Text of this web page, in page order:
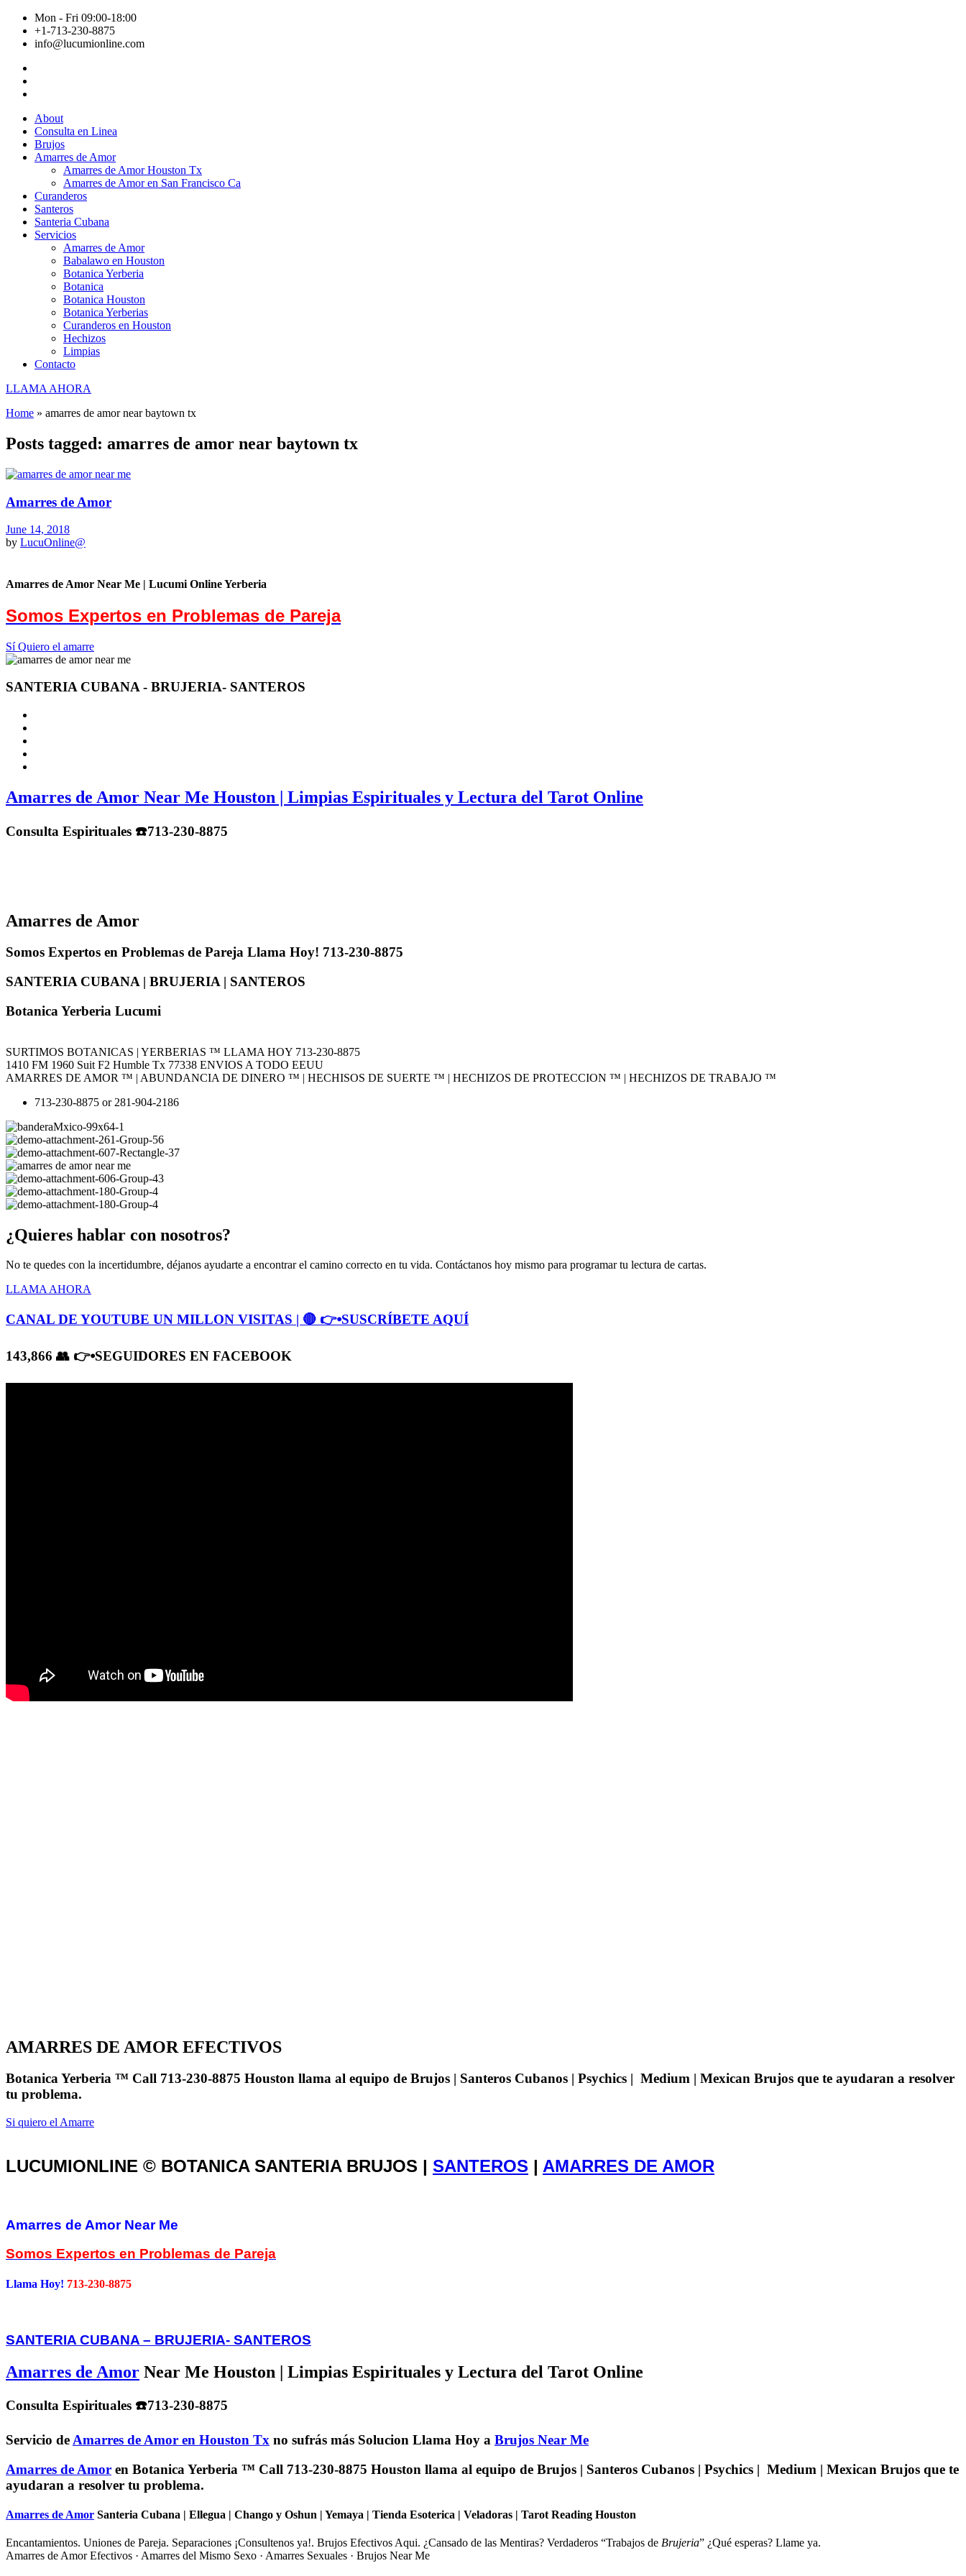
Mon - Fri 09:00-18:00
+1-713-230-8875
info@lucumionline.com
About
Consulta en Linea
Brujos
Amarres de Amor
Amarres de Amor Houston Tx
Amarres de Amor en San Francisco Ca
Curanderos
Santeros
Santeria Cubana
Servicios
Amarres de Amor
Babalawo en Houston
Botanica Yerberia
Botanica
Botanica Houston
Botanica Yerberias
Curanderos en Houston
Hechizos
Limpias
Contacto
LLAMA AHORA
Home » amarres de amor near baytown tx
Posts tagged: amarres de amor near baytown tx
Amarres de Amor
June 14, 2018
by LucuOnline@
Amarres de Amor Near Me | Lucumi Online Yerberia
Somos Expertos en Problemas de Pareja
Sí Quiero el amarre
SANTERIA CUBANA - BRUJERIA- SANTEROS
Amarres de Amor Near Me Houston | Limpias Espirituales y Lectura del Tarot Online
Consulta Espirituales ☎️713-230-8875
Amarres de Amor
Somos Expertos en Problemas de Pareja Llama Hoy! 713-230-8875
SANTERIA CUBANA | BRUJERIA | SANTEROS
Botanica Yerberia Lucumi
SURTIMOS BOTANICAS | YERBERIAS ™ LLAMA HOY 713-230-8875
1410 FM 1960 Suit F2 Humble Tx 77338 ENVIOS A TODO EEUU
AMARRES DE AMOR ™ | ABUNDANCIA DE DINERO ™ | HECHISOS DE SUERTE ™ | HECHIZOS DE PROTECCION ™ | HECHIZOS DE TRABAJO ™
713-230-8875 or 281-904-2186
¿Quieres hablar con nosotros?
No te quedes con la incertidumbre, déjanos ayudarte a encontrar el camino correcto en tu vida. Contáctanos hoy mismo para programar tu lectura de cartas.
LLAMA AHORA
CANAL DE YOUTUBE UN MILLON VISITAS | 🔴 👉⦁SUSCRÍBETE AQUÍ
143,866 👥 👉⦁SEGUIDORES EN FACEBOOK
AMARRES DE AMOR EFECTIVOS
Botanica Yerberia ™ Call 713-230-8875 Houston llama al equipo de Brujos | Santeros Cubanos | Psychics | Medium | Mexican Brujos que te ayudaran a resolver
tu problema.
Si quiero el Amarre
LUCUMIONLINE © BOTANICA SANTERIA BRUJOS | SANTEROS | AMARRES DE AMOR
Amarres de Amor Near Me
Somos Expertos en Problemas de Pareja
Llama Hoy! 713-230-8875
SANTERIA CUBANA – BRUJERIA- SANTEROS
Amarres de Amor Near Me Houston | Limpias Espirituales y Lectura del Tarot Online
Consulta Espirituales ☎️713-230-8875
Servicio de Amarres de Amor en Houston Tx no sufrás más Solucion Llama Hoy a Brujos Near Me
Amarres de Amor en Botanica Yerberia ™ Call 713-230-8875 Houston llama al equipo de Brujos | Santeros Cubanos | Psychics | Medium | Mexican Brujos que te
ayudaran a resolver tu problema.
Amarres de Amor Santeria Cubana | Ellegua | Chango y Oshun | Yemaya | Tienda Esoterica | Veladoras | Tarot Reading Houston
Encantamientos. Uniones de Pareja. Separaciones ¡Consultenos ya!. Brujos Efectivos Aqui. ¿Cansado de las Mentiras? Verdaderos “Trabajos de Brujeria” ¿Qué esperas? Llame ya.
‎Amarres de Amor Efectivos · ‎Amarres del Mismo Sexo · ‎Amarres Sexuales · ‎Brujos Near Me